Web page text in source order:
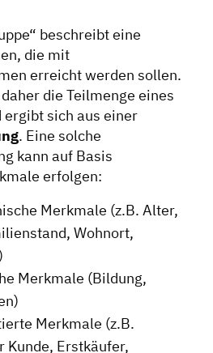
beschreibt eine
die mit
erreicht werden sollen.
die Teilmenge eines
sich aus einer
. Eine solche
kann auf Basis
erfolgen:
Merkmale (z.B. Alter,
Wohnort,
Merkmale (Bildung,
Merkmale (z.B.
Kunde, Erstkäufer,